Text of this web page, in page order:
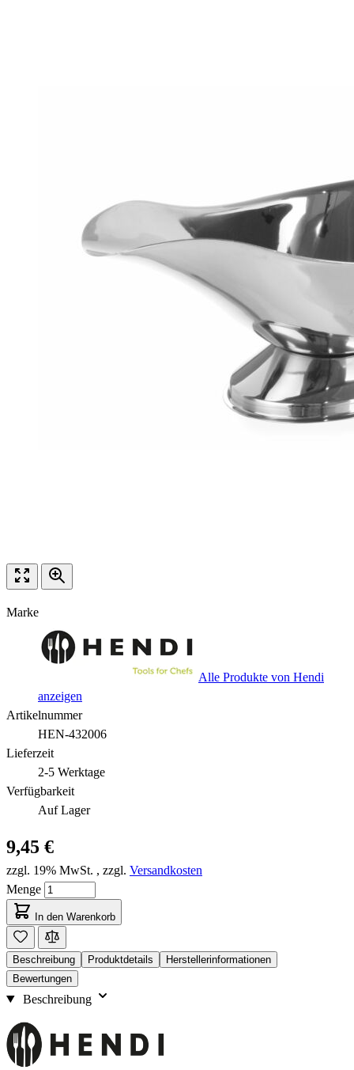
Marke
Alle Produkte von Hendi
anzeigen
Artikelnummer
HEN-432006
Lieferzeit
2-5 Werktage
Verfügbarkeit
Auf Lager
9,45 €
zzgl. 19% MwSt. , zzgl. Versandkosten
Menge
In den Warenkorb
Beschreibung Produktdetails
Herstellerinformationen
Bewertungen
Beschreibung